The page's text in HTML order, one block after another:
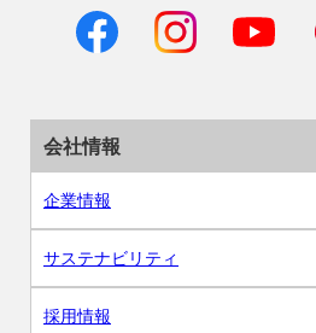
会社情報
企業情報
サステナビリティ
採用情報